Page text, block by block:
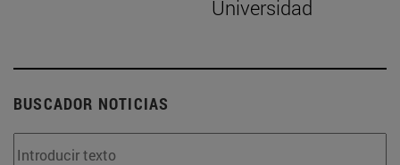
Universidad
BUSCADOR NOTICIAS